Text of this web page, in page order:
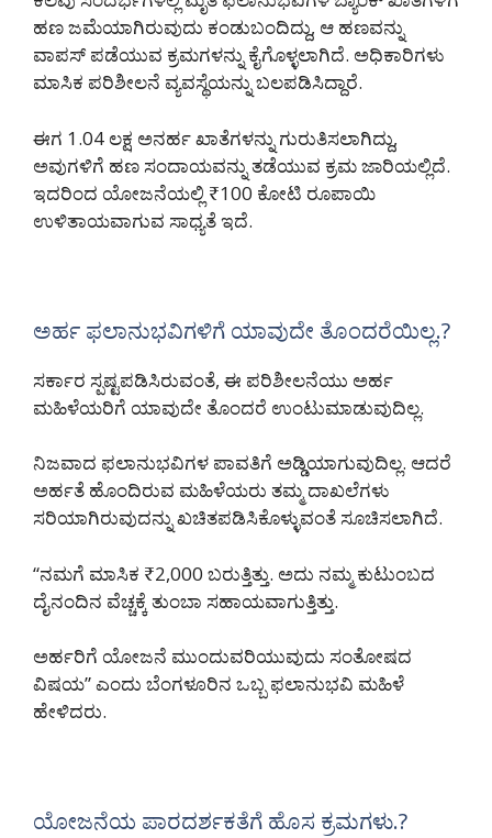
ಹಣ ಜಮೆಯಾಗಿರುವುದು ಕಂಡುಬಂದಿದ್ದು, ಆ ಹಣವನ್ನು
ವಾಪಸ್ ಪಡೆಯುವ ಕ್ರಮಗಳನ್ನು ಕೈಗೊಳ್ಳಲಾಗಿದೆ. ಅಧಿಕಾರಿಗಳು
ಮಾಸಿಕ ಪರಿಶೀಲನೆ ವ್ಯವಸ್ಥೆಯನ್ನು ಬಲಪಡಿಸಿದ್ದಾರೆ.
ಈಗ 1.04 ಲಕ್ಷ ಅನರ್ಹ ಖಾತೆಗಳನ್ನು ಗುರುತಿಸಲಾಗಿದ್ದು,
ಅವುಗಳಿಗೆ ಹಣ ಸಂದಾಯವನ್ನು ತಡೆಯುವ ಕ್ರಮ ಜಾರಿಯಲ್ಲಿದೆ.
ಇದರಿಂದ ಯೋಜನೆಯಲ್ಲಿ ₹100 ಕೋಟಿ ರೂಪಾಯಿ
ಉಳಿತಾಯವಾಗುವ ಸಾಧ್ಯತೆ ಇದೆ.
ಅರ್ಹ ಫಲಾನುಭವಿಗಳಿಗೆ ಯಾವುದೇ ತೊಂದರೆಯಿಲ್ಲ.?
ಸರ್ಕಾರ ಸ್ಪಷ್ಟಪಡಿಸಿರುವಂತೆ, ಈ ಪರಿಶೀಲನೆಯು ಅರ್ಹ
ಮಹಿಳೆಯರಿಗೆ ಯಾವುದೇ ತೊಂದರೆ ಉಂಟುಮಾಡುವುದಿಲ್ಲ.
ನಿಜವಾದ ಫಲಾನುಭವಿಗಳ ಪಾವತಿಗೆ ಅಡ್ಡಿಯಾಗುವುದಿಲ್ಲ. ಆದರೆ
ಅರ್ಹತೆ ಹೊಂದಿರುವ ಮಹಿಳೆಯರು ತಮ್ಮ ದಾಖಲೆಗಳು
ಸರಿಯಾಗಿರುವುದನ್ನು ಖಚಿತಪಡಿಸಿಕೊಳ್ಳುವಂತೆ ಸೂಚಿಸಲಾಗಿದೆ.
“ನಮಗೆ ಮಾಸಿಕ ₹2,000 ಬರುತ್ತಿತ್ತು. ಅದು ನಮ್ಮ ಕುಟುಂಬದ
ದೈನಂದಿನ ವೆಚ್ಚಕ್ಕೆ ತುಂಬಾ ಸಹಾಯವಾಗುತ್ತಿತ್ತು.
ಅರ್ಹರಿಗೆ ಯೋಜನೆ ಮುಂದುವರಿಯುವುದು ಸಂತೋಷದ
ವಿಷಯ” ಎಂದು ಬೆಂಗಳೂರಿನ ಒಬ್ಬ ಫಲಾನುಭವಿ ಮಹಿಳೆ
ಹೇಳಿದರು.
ಯೋಜನೆಯ ಪಾರದರ್ಶಕತೆಗೆ ಹೊಸ ಕ್ರಮಗಳು.?